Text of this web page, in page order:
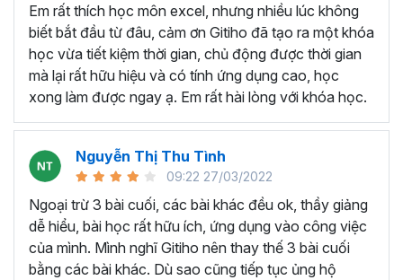
chú và cố định dòng - cột.
Kỹ thuật định dạng và xử lý dữ liệu bao gồm tự động
thêm ký hiệu tiền tệ, viết biểu thức hóa học - toán
học và loại bỏ dữ liệu trùng lặp.
Tổng hợp thủ thuật với hàm, công thức bao gồm
cách tắt/mở gợi ý khi viết hàm, đặt tên và sử dụng
gian.
Tổng hợp hàm, công thức tính toán theo thời gian
như hàm tính toán theo tháng, tuổi, ngày hết hạn
hợp đồng,...
Hướng dẫn dùng các hàm và công thức nâng cao
nhưSUM, SUMIFS, VLOOKUP, INDEX, và các thủ
Em rất thích học môn excel, nhưng nhiều lúc không
biết bắt đầu từ đâu, cảm ơn Gitiho đã tạo ra một khóa
học vừa tiết kiệm thời gian, chủ động được thời gian
mà lại rất hữu hiệu và có tính ứng dụng cao, học
xong làm được ngay ạ. Em rất hài lòng với khóa học.
Nguyễn Thị Thu Tình
09:22 27/03/2022
Ngoại trừ 3 bài cuối, các bài khác đều ok, thầy giảng
dễ hiểu, bài học rất hữu ích, ứng dụng vào công việc
của mình. Mình nghĩ Gitiho nên thay thế 3 bài cuối
bằng các bài khác. Dù sao cũng tiếp tục ủng hộ